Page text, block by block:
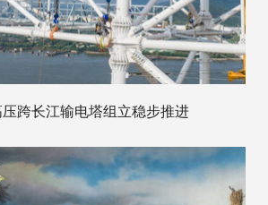
跨长江输电塔组立稳步推进